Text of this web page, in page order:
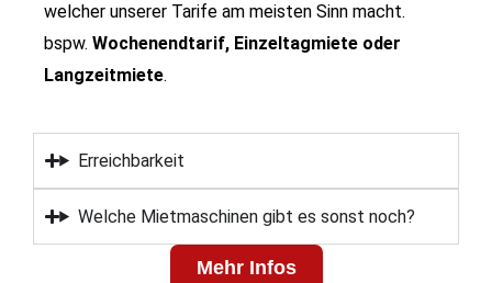
welcher unserer Tarife am meisten Sinn macht.
bspw. Wochenendtarif, Einzeltagmiete oder
Langzeitmiete.
Erreichbarkeit
Welche Mietmaschinen gibt es sonst noch?
Mehr Infos